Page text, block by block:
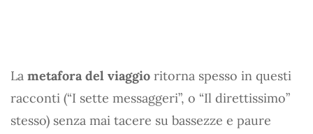
La metafora del viaggio ritorna spesso in questi
racconti (“I sette messaggeri”, o “Il direttissimo”
stesso) senza mai tacere su bassezze e paure